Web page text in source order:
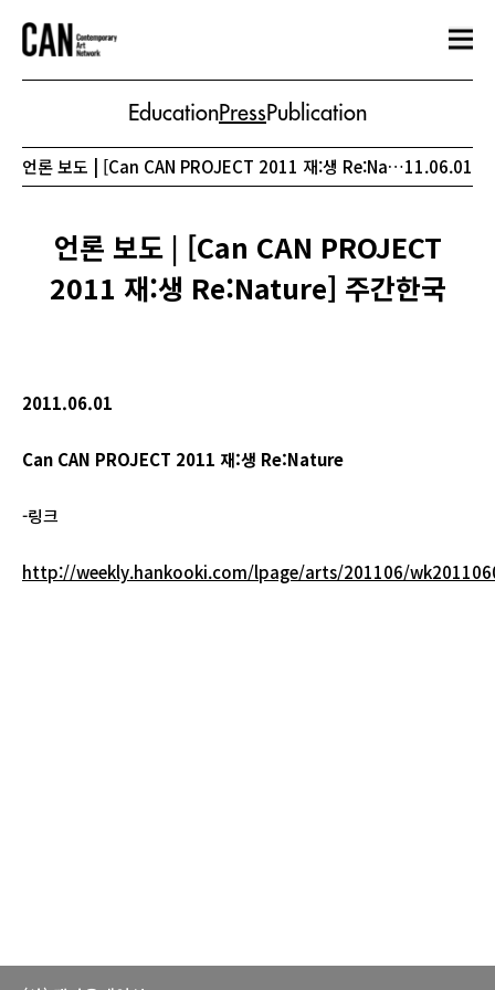
EducationPressPublication
언론 보도 | [Can CAN PROJECT 2011 재:생 Re:Nature] 주간한국11.06.01
언론 보도 | [Can CAN PROJECT
2011 재:생 Re:Nature] 주간한국
2011.06.01
Can CAN PROJECT 2011 재:생 Re:Nature
-링크
http://weekly.hankooki.com/lpage/arts/201106/